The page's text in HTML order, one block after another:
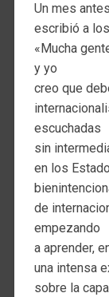
Un mes
escribió a
«Mucha
y yo
creo que
escuchadas
sin
en los
de
empezando
a aprender,
una intensa
sobre la